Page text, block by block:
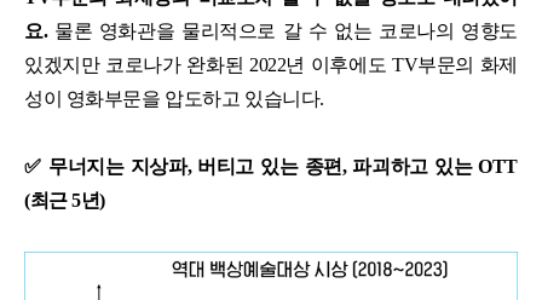
요.물론 영화관을 물리적으로 갈 수 없는 코로나의 영향도
있겠지만 코로나가 완화된 2022년 이후에도 TV부문의 화제
성이 영화부문을 압도하고 있습니다.
✅ 무너지는 지상파, 버티고 있는 종편, 파괴하고 있는 OTT
(최근 5년)